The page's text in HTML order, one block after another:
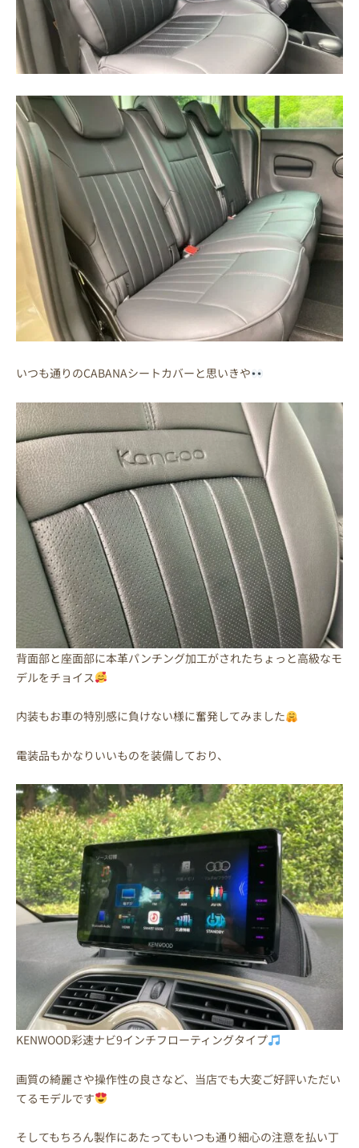
いつも通りのCABANAシートカバーと思いきや
背面部と座面部に本革パンチング加工がされたちょっと高級なモ
デルをチョイス
内装もお車の特別感に負けない様に奮発してみました
電装品もかなりいいものを装備しており、
KENWOOD彩速ナビ9インチフローティングタイプ
画質の綺麗さや操作性の良さなど、当店でも大変ご好評いただい
てるモデルです
そしてもちろん製作にあたってもいつも通り細心の注意を払い丁